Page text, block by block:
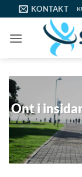
to
content
KONTAKT
Ont i